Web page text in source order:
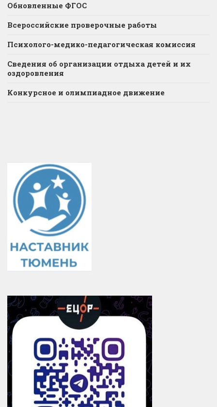
Обновленные ФГОС
Всероссийские проверочные работы
Психолого-медико-педагогическая комиссия
Сведения об организации отдыха детей и их
оздоровления
Конкурсное и олимпиадное движение